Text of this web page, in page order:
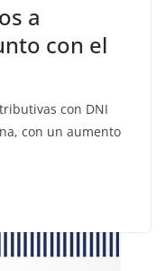
a
con el
con DNI
con un aumento